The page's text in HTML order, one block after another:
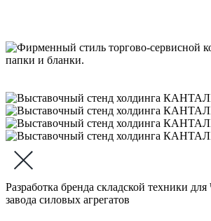
Разработка бренда складской техники для
завода силовых агрегатов